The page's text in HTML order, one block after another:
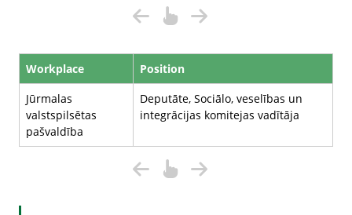
Workplace
Position
Jūrmalas
valstspilsētas
pašvaldība
Deputāte, Sociālo, veselības un
integrācijas komitejas vadītāja